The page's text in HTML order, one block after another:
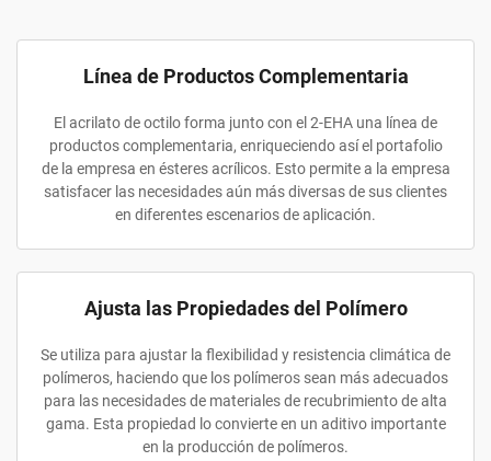
Línea de Productos Complementaria
El acrilato de octilo forma junto con el 2-EHA una línea de
productos complementaria, enriqueciendo así el portafolio
de la empresa en ésteres acrílicos. Esto permite a la empresa
satisfacer las necesidades aún más diversas de sus clientes
en diferentes escenarios de aplicación.
Ajusta las Propiedades del Polímero
Se utiliza para ajustar la flexibilidad y resistencia climática de
polímeros, haciendo que los polímeros sean más adecuados
para las necesidades de materiales de recubrimiento de alta
gama. Esta propiedad lo convierte en un aditivo importante
en la producción de polímeros.